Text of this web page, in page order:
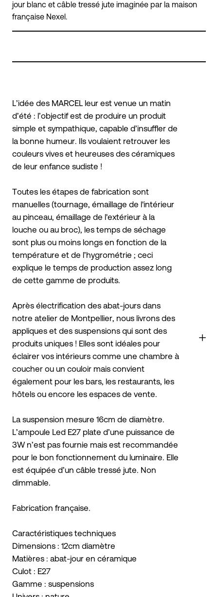
jour blanc et câble tressé jute imaginée par la maison
française Nexel.
L’idée des MARCEL leur est venue un matin
d’été : l’objectif est de produire un produit
simple et sympathique, capable d’insuffler de
la bonne humeur. Ils voulaient retrouver les
couleurs vives et heureuses des céramiques
de leur enfance sudiste !
Toutes les étapes de fabrication sont
manuelles (tournage, émaillage de l'intérieur
au pinceau, émaillage de l'extérieur à la
louche ou au broc), les temps de séchage
sont plus ou moins longs en fonction de la
température et de l’hygrométrie ; ceci
explique le temps de production assez long
de cette gamme de produits.
Après électrification des abat-jours dans
notre atelier de Montpellier, nous livrons des
appliques et des suspensions qui sont des
produits uniques ! Elles sont idéales pour
éclairer vos intérieurs comme une chambre à
coucher ou un couloir mais convient
également pour les bars, les restaurants, les
hôtels ou encore les espaces de vente.
La suspension mesure 16cm de diamètre.
L’ampoule Led E27 plate d’une puissance de
3W n’est pas fournie mais est recommandée
pour le bon fonctionnement du luminaire. Elle
est équipée d’un câble tressé jute. Non
dimmable.
Fabrication française.
Caractéristiques techniques
Dimensions : 12cm diamètre
Matières : abat-jour en céramique
Culot : E27
Gamme : suspensions